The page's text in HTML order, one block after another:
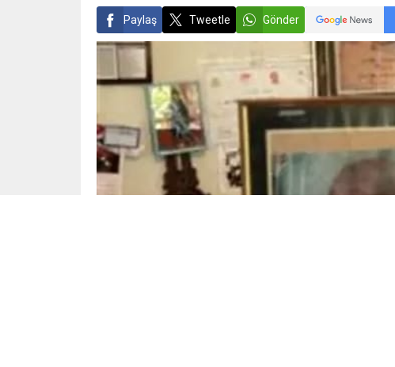
Paylaş Tweetle Gönder